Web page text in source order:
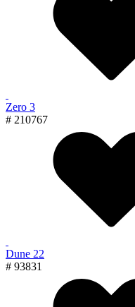
Zero 3
# 210767
Dune 22
# 93831